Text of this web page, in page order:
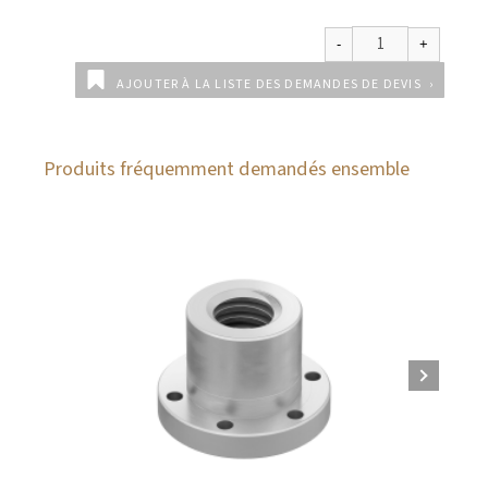
AJOUTER À LA LISTE DES DEMANDES DE DEVIS
Produits fréquemment demandés ensemble